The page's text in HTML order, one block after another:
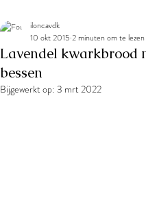
Lavendel kwarkbrood
bessen
iloncavdk
10 okt 2015 2 minuten om te lezen
Bijgewerkt op: 3 mrt 2022